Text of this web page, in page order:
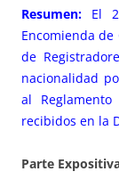
Resumen: El
Encomienda
de
nacionalidad
al
recibidos en la
Parte